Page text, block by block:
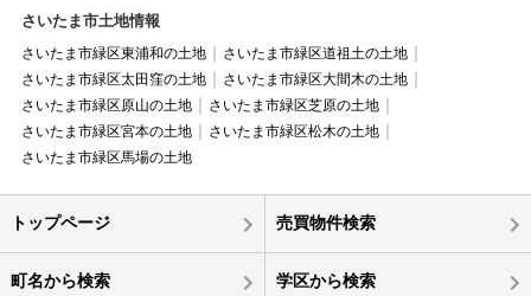
さいたま市土地情報
さいたま市緑区東浦和の土地
さいたま市緑区道祖土の土地
さいたま市緑区太田窪の土地
さいたま市緑区大間木の土地
さいたま市緑区原山の土地
さいたま市緑区芝原の土地
さいたま市緑区宮本の土地
さいたま市緑区松木の土地
さいたま市緑区馬場の土地
トップページ 売買物件検索
町名から検索 学区から検索